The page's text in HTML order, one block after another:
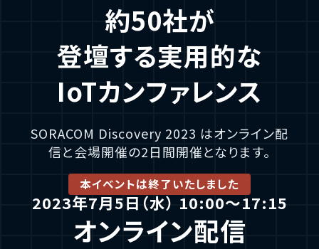
イベントの概要 スピーカー
セッション資料
約50社が
登壇する実用的な
IoTカンファレンス
SORACOM Discovery 2023 はオンライン配
信と会場開催の2日間開催となります。
本イベントは終了いたしました
2023年7月5日（水） 10:00〜17:15
オンライン配信